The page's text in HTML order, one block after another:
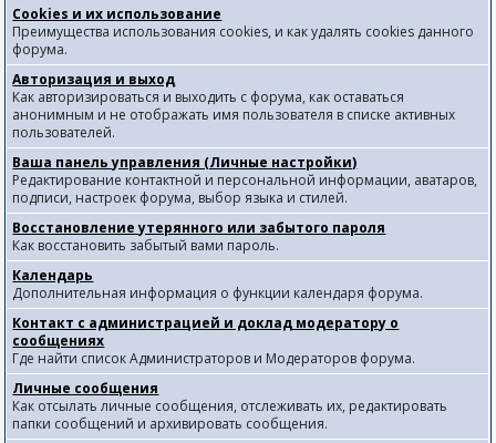
Cookies и их использование
Преимущества использования cookies, и как удалять cookies данного
форума.
Авторизация и выход
Как авторизироваться и выходить с форума, как оставаться
анонимным и не отображать имя пользователя в списке активных
пользователей.
Ваша панель управления (Личные настройки)
Редактирование контактной и персональной информации, аватаров,
подписи, настроек форума, выбор языка и стилей.
Восстановление утерянного или забытого пароля
Как восстановить забытый вами пароль.
Календарь
Дополнительная информация о функции календаря форума.
Контакт с администрацией и доклад модератору о
сообщениях
Где найти список Администраторов и Модераторов форума.
Личные сообщения
Как отсылать личные сообщения, отслеживать их, редактировать
папки сообщений и архивировать сообщения.